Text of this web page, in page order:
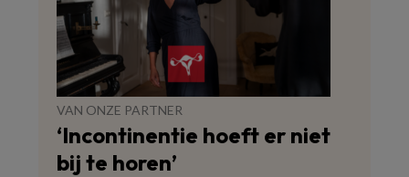
VAN ONZE PARTNER
‘Incontinentie hoeft er niet
bij te horen’